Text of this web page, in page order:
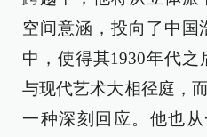
空间意涵，投向了中国
中，使得其1930年代
与现代艺术大相径庭，
一种深刻回应。他也